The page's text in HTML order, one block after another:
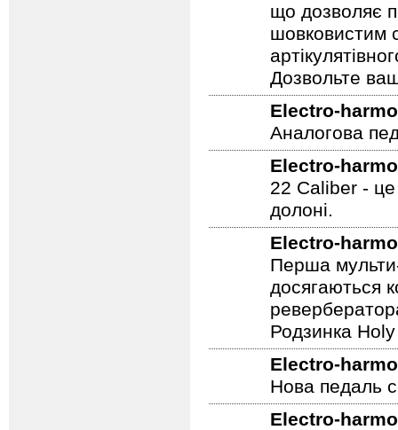
що дозволяє
шовковистим
Дозвольте
Electro-
Аналогова
Electro-
22 Caliber -
долоні.
Electro-
Перша
досягаються
Родзинка
Electro-
Нова педаль